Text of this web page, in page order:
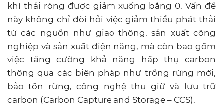
khí thải ròng được giảm xuống bằng 0. Vấn đề
này không chỉ đòi hỏi việc giảm thiểu phát thải
từ các nguồn như giao thông, sản xuất công
nghiệp và sản xuất điện năng, mà còn bao gồm
việc tăng cường khả năng hấp thụ carbon
thông qua các biện pháp như trồng rừng mới,
bảo tồn rừng, công nghệ thu giữ và lưu trữ
carbon (Carbon Capture and Storage – CCS).